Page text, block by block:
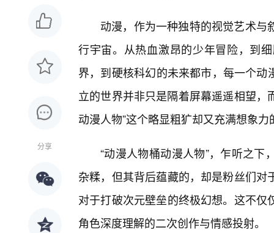
分享
动漫，作为一种独特的视觉艺术
行宇宙。从热血激昂的少年冒险，到
界，到硬核科幻的未来都市，每一个
立的世界并非只是隔着屏幕遥遥相望，
动漫人物”这个略显粗犷却又充满想象
“动漫人物桶动漫人物”，乍听之
杂糅，但其背后蕴藏的，却是粉丝们
对于打破次元壁垒的终极幻想。这不
角色深度理解的二次创作与情感投射。